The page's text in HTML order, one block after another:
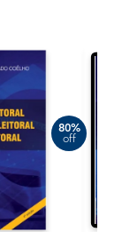
80%
off